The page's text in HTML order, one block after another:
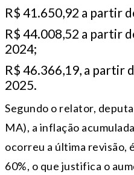
R$ 41.650,92 a partir
R$ 44.008,52 a partir
2024;
R$ 46.366,19, a partir
2025.
Segundo o relator,
MA), a inflação
ocorreu a última revisão,
60%, o que justifica o